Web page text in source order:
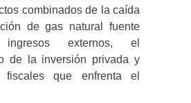
combinados de la caída
de gas natural fuente
externos, el
de la inversión privada y
fiscales que enfrenta el